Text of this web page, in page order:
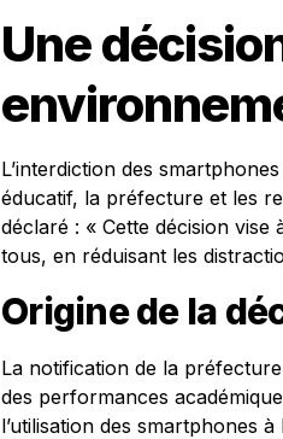
Une
L’interdiction des
éducatif, la préfecture et les
déclaré : « Cette décision
tous, en réduisant les
Origine de la
La notification de la
des performances
l’utilisation des smartphones à